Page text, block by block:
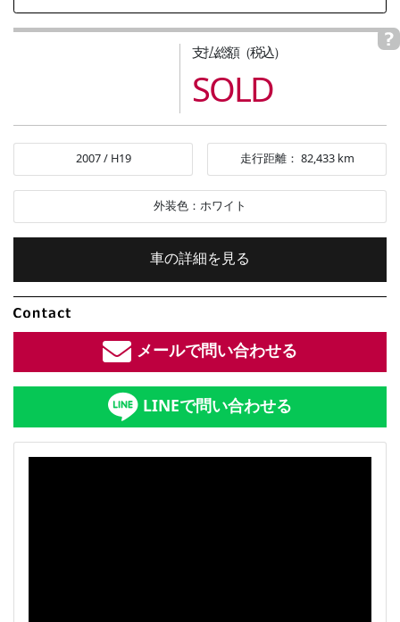
支払総額（税込）
SOLD
2007/ H19 走行距離： 82,433km
外装色： ホワイト
車の詳細を見る
車検： 2年付
修復歴：なし
中古車
メールで問い合わせる
LINEで問い合わせる